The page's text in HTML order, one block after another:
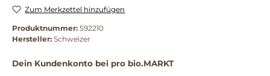
Zum Merkzettel hinzufügen
Produktnummer: 592210
Hersteller: Schweizer
Dein Kundenkonto bei pro bio.MARKT